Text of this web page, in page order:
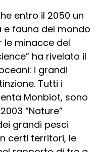
entro il 2050 un
e fauna del mondo
le minacce del
ha rivelato il
i grandi
Tutti i
Monbiot, sono
“Nature”
grandi pesci
certi territori, le